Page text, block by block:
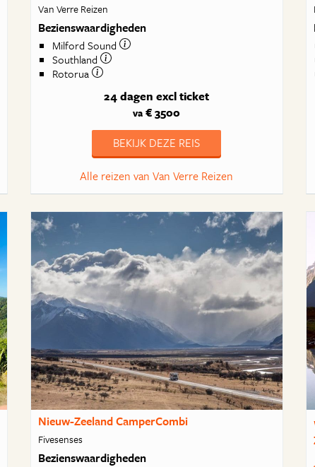
Van Verre Reizen
Bezienswaardigheden
Milford Sound
Southland
Rotorua
24 dagen excl ticket
va € 3500
BEKIJK DEZE REIS
Alle reizen van Van Verre Reizen
Nieuw-Zeeland CamperCombi
Fivesenses
Bezienswaardigheden